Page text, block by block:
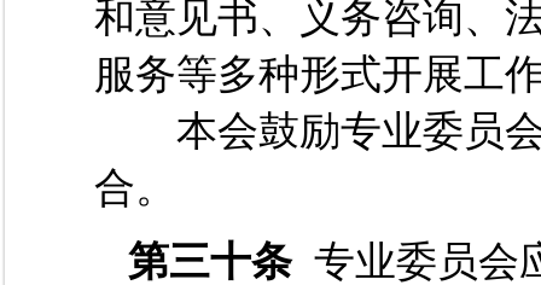
和意见书、义务咨询、
服务等多种形式开展工
本会鼓励专业委员会
合。
第三十条 专业委员会